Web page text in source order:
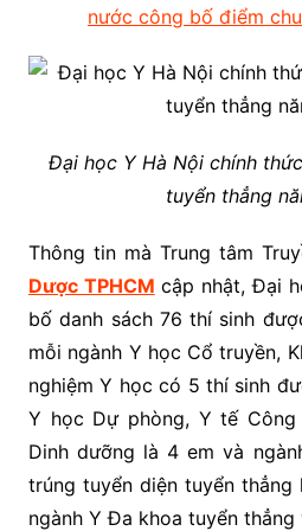
nước công bố điểm
Đại học Y Hà Nội chính
tuyển thẳng
Thông tin mà Trung tâm
Dược TPHCM cập nhật, Đại
bố danh sách 76 thí sinh
mỗi ngành Y học Cổ truyền,
nghiệm Y học có 5 thí sinh
Y học Dự phòng, Y tế
Dinh dưỡng là 4 em và
trúng tuyển diện tuyển
ngành Y Đa khoa tuyển